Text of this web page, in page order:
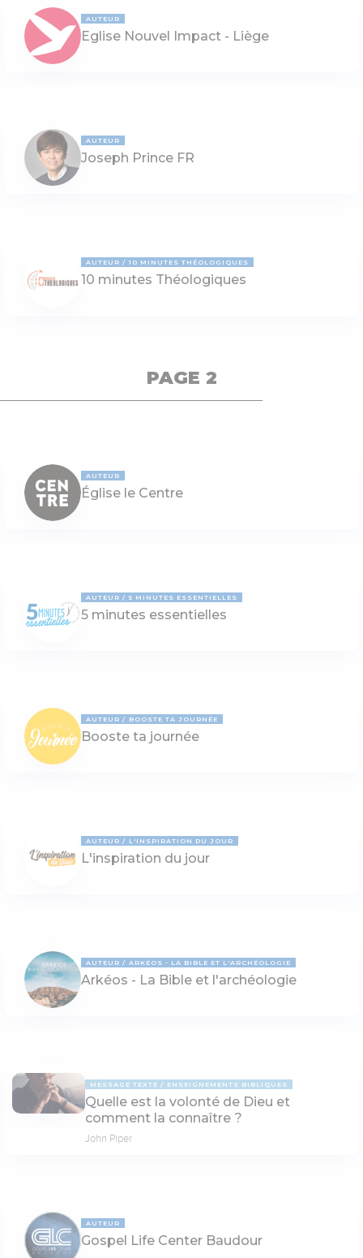
AUTEUR
Eglise Nouvel Impact - Liège
AUTEUR
Joseph Prince FR
AUTEUR 10 MINUTES THÉOLOGIQUES
10 minutes Théologiques
PAGE 2
AUTEUR
Église le Centre
AUTEUR 5 MINUTES ESSENTIELLES
5 minutes essentielles
AUTEUR BOOSTE TA JOURNÉE
Booste ta journée
AUTEUR L'INSPIRATION DU JOUR
L'inspiration du jour
AUTEUR ARKÉOS - LA BIBLE ET L'ARCHÉOLOGIE
Arkéos - La Bible et l'archéologie
MESSAGE TEXTE ENSEIGNEMENTS BIBLIQUES
Quelle est la volonté de Dieu et
comment la connaître ?
John Piper
AUTEUR
Gospel Life Center Baudour